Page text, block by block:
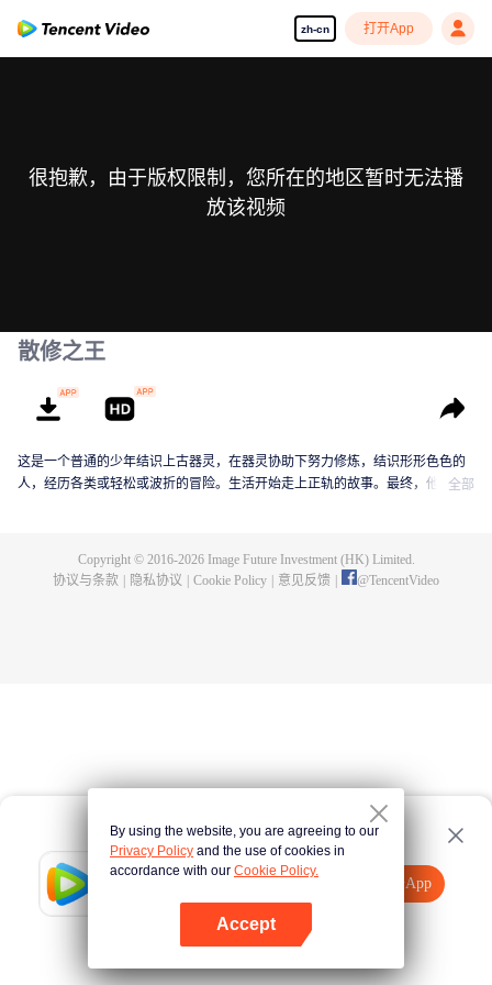
zh-cn 打开App
Tencent Video
打开App
点击此处
很抱歉，由于版权限制，您所在的地区暂时无法播
放该视频
散修之王
这是一个普通的少年结识上古器灵，在器灵协助下努力修炼，结识形形色色的
人，经历各类或轻松或波折的冒险。生活开始走上正轨的故事。最终，他将成
全部
Copyright © 2016-2026Image Future Investment (HK) Limited.
协议与条款
隐私协议 Cookie Policy 意见反馈 @TencentVideo
By using the website, you are agreeing to our
Privacy Policy and the use of cookies in
accordance with our Cookie Policy.
Accept